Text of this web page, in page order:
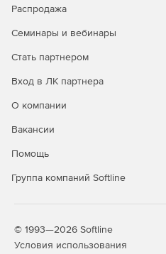
Распродажа
Семинары и вебинары
Стать партнером
Вход в ЛК партнера
О компании
Вакансии
Помощь
Группа компаний Softline
© 1993—2026 Softline
Условия использования